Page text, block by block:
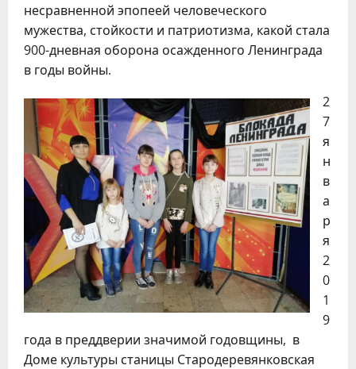
несравненной эпопеей человеческого
мужества, стойкости и патриотизма, какой стала
900-дневная оборона осажденного Ленинграда
в годы войны.
2
7
я
н
в
а
р
я
2
0
1
9
года в преддверии значимой годовщины, в
Доме культуры станицы Стародеревянковская